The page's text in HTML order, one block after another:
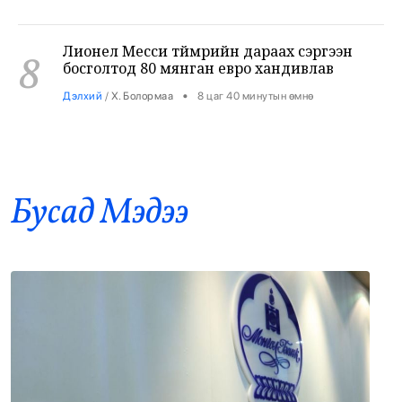
8
босголтод 80 мянган евро хандивлав
Дэлхий /Х. Болормаа • 8 цаг 40 минутын өмнө
10
оруулж ирсэн
• 10 цаг 20 минутын өмнө
Д.Амарбаясгалан: Агуулахад байгаа
шатахууны үлдэгдлийг нөөц мэтээр
Бусад Mэдээ